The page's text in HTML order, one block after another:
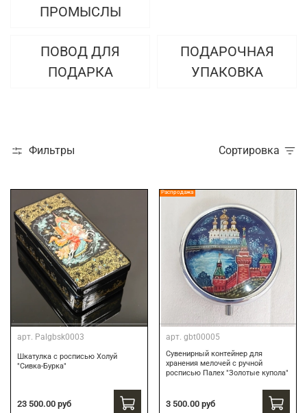
ПРОМЫСЛЫ
ПОВОД ДЛЯ
ПОДАРКА
ПОДАРОЧНАЯ
УПАКОВКА
Фильтры Сортировка
арт. Palgbsk0003
Шкатулка с росписью Холуй
"Сивка-Бурка"
23 500.00 руб
Распродажа
арт. gbt00005
Сувенирный контейнер для
хранения мелочей с ручной
росписью Палех "Золотые купола"
3 500.00 руб